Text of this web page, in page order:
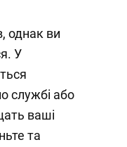
однак ви
У
службі або
ваші
та